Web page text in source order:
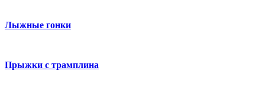
Лыжные гонки
Прыжки с трамплина